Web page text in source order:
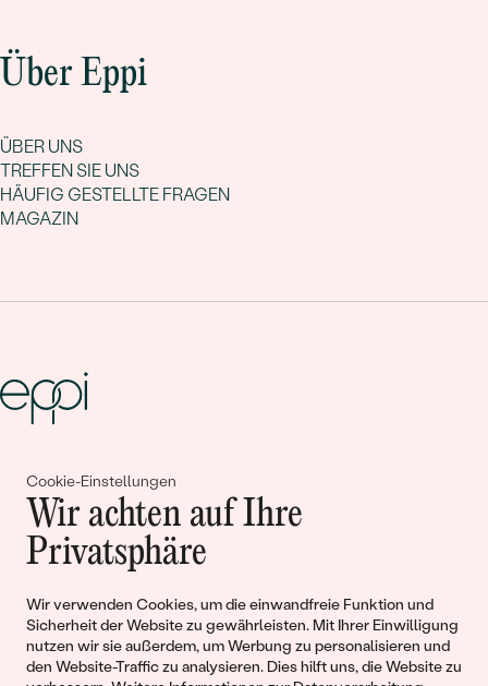
Cookie-Einstellungen
Wir achten auf Ihre
Privatsphäre
Wir verwenden Cookies, um die einwandfreie Funktion und
Sicherheit der Website zu gewährleisten. Mit Ihrer Einwilligung
nutzen wir sie außerdem, um Werbung zu personalisieren und
den Website-Traffic zu analysieren. Dies hilft uns, die Website zu
Über Eppi
ÜBER UNS
TREFFEN SIE UNS
HÄUFIG GESTELLTE FRAGEN
MAGAZIN
Gemeinsam erschaffen wir
Geschichten von Schönheit und
Liebe
Begleiten Sie uns!